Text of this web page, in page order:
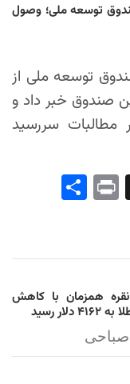
صندوق توسعه ملی؛ وصول
توسعه ملی از
این صندوق خبر داد و
دلار مطالبات سررسید
Pri
همزمان با کاهش
رسید
صباحی